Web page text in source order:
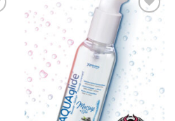
Añadir
lista de
deseos